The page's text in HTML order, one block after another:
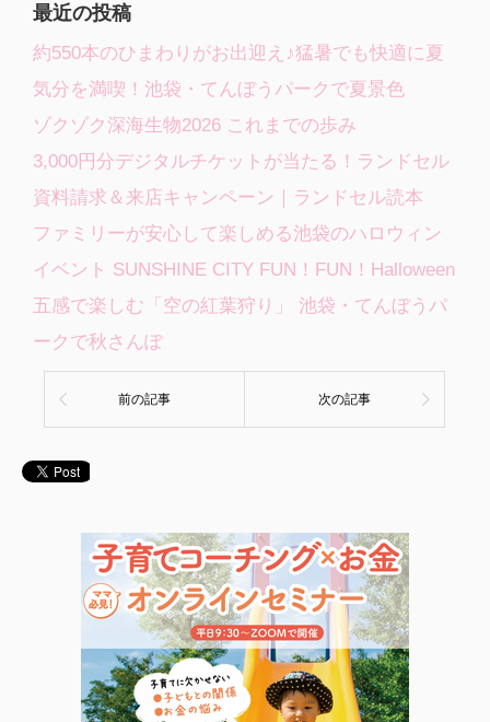
最近の投稿
約550本のひまわりがお出迎え♪猛暑でも快適に夏
気分を満喫！池袋・てんぼうパークで夏景色
ゾクゾク深海生物2026 これまでの歩み
3,000円分デジタルチケットが当たる！ランドセル
資料請求＆来店キャンペーン｜ランドセル読本
ファミリーが安心して楽しめる池袋のハロウィン
イベント SUNSHINE CITY FUN！FUN！Halloween
五感で楽しむ「空の紅葉狩り」 池袋・てんぼうパ
ークで秋さんぽ
前の記事 次の記事